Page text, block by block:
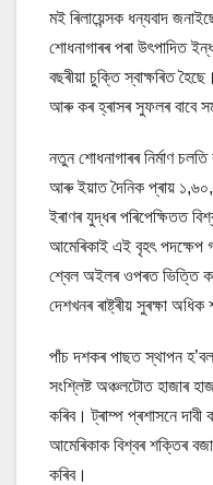
মই ৰিলায়েন্সক ধন্যবাদ
শোধনাগাৰৰ পৰা উৎপাদিত
বছৰীয়া চুক্তি স্বাক্ষৰিত
আৰু কৰ হ্ৰাসৰ সুফলৰ বাবে
নতুন শোধনাগাৰৰ নিৰ্মাণ
আৰু ইয়াত দৈনিক প্ৰায়
ইৰাণৰ যুদ্ধৰ পৰিপেক্ষিতত
আমেৰিকাই এই বৃহৎ পদক্ষেপ
শ্বেল অইলৰ ওপৰত ভিত্তি
দেশখনৰ ৰাষ্ট্ৰীয় সুৰক্ষা অধিক
পাঁচ দশকৰ পাছত স্থাপন
সংশ্লিষ্ট অঞ্চলটোত হাজাৰ
কৰিব। ট্ৰাম্প প্ৰশাসনে
আমেৰিকাক বিশ্বৰ শক্তিৰ
কৰিব।